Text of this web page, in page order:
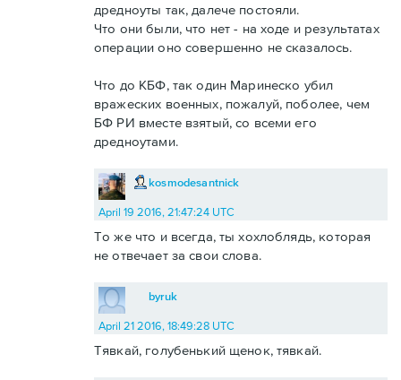
дредноуты так, далече постояли.
Что они были, что нет - на ходе и результатах
операции оно совершенно не сказалось.
Что до КБФ, так один Маринеско убил
вражеских военных, пожалуй, поболее, чем
БФ РИ вместе взятый, со всеми его
дредноутами.
kosmodesantnick
April 19 2016, 21:47:24 UTC
То же что и всегда, ты хохлоблядь, которая
не отвечает за свои слова.
byruk
April 21 2016, 18:49:28 UTC
Тявкай, голубенький щенок, тявкай.